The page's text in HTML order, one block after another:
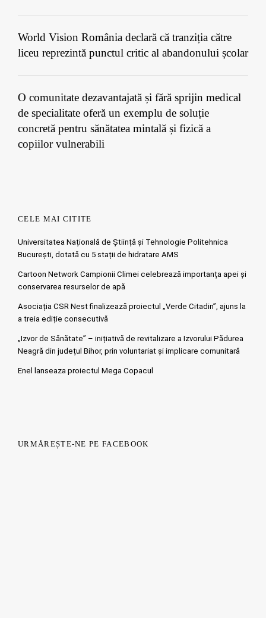
World Vision România declară că tranziția către
liceu reprezintă punctul critic al abandonului școlar
O comunitate dezavantajată și fără sprijin medical
de specialitate oferă un exemplu de soluție
concretă pentru sănătatea mintală și fizică a
copiilor vulnerabili
CELE MAI CITITE
Universitatea Națională de Știință și Tehnologie Politehnica
București, dotată cu 5 stații de hidratare AMS
Cartoon Network Campionii Climei celebrează importanța apei și
conservarea resurselor de apă
Asociația CSR Nest finalizează proiectul „Verde Citadin”, ajuns la
a treia ediție consecutivă
„Izvor de Sănătate” – inițiativă de revitalizare a Izvorului Pădurea
Neagră din județul Bihor, prin voluntariat și implicare comunitară
Enel lanseaza proiectul Mega Copacul
URMĂREȘTE-NE PE FACEBOOK